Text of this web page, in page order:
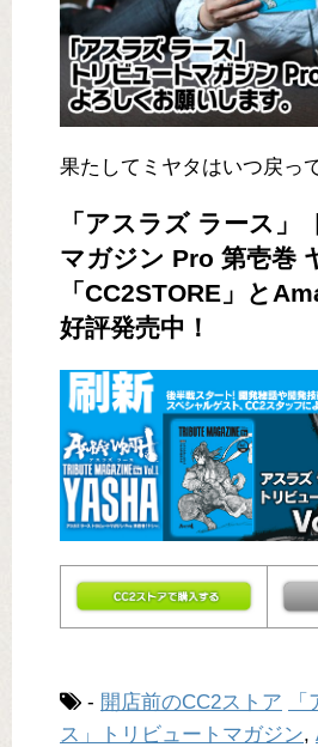
果たしてミヤタはいつ戻っ
「アスラズ ラース」
マガジン Pro 第壱巻
「CC2STORE」と
好評発売中！
- 開店前のCC2ストア
ス」トリビュートマガジン,